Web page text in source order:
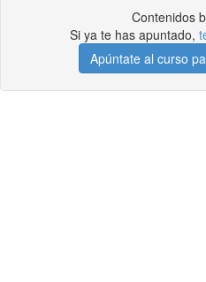
Contenidos
Si ya te has apuntado,
Apúntate al curso